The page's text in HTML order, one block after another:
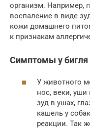
организм. Например,
воспаление в виде
кожи домашнего
к признакам
Симптомы у
У животного
нос, веки,
зуд в ушах,
кашель у
реакции. Так